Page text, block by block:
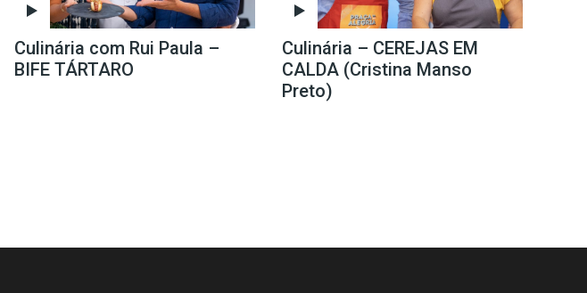
Culinária com Rui Paula –
BIFE TÁRTARO
Culinária – CEREJAS EM
CALDA (Cristina Manso
Preto)